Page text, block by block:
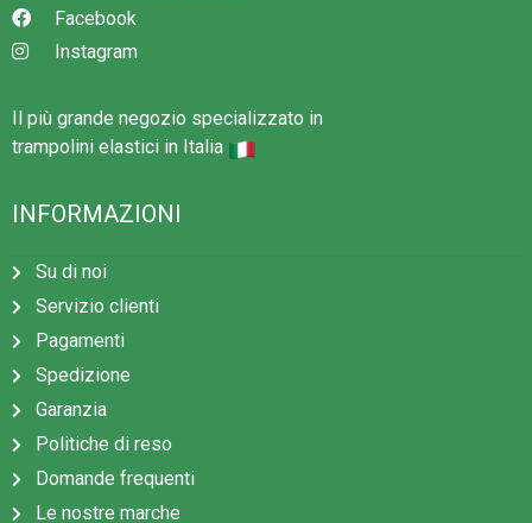
Facebook
Instagram
Il più grande negozio specializzato in
trampolini elastici in Italia
INFORMAZIONI
Su di noi
Servizio clienti
Pagamenti
Spedizione
Garanzia
Politiche di reso
Domande frequenti
Le nostre marche